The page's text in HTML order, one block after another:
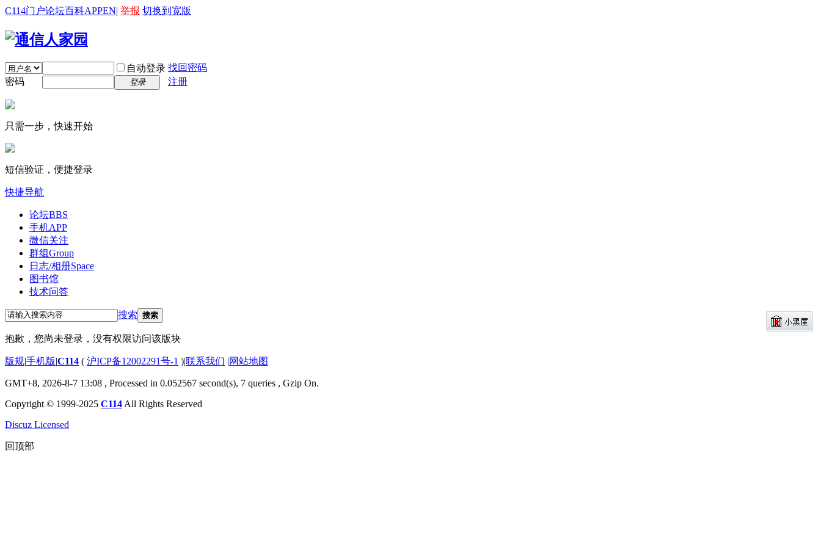
C114门户论坛百科APPEN| 举报 切换到宽版
自动登录 找回密码
密码
登录 注册
只需一步，快速开始
短信验证，便捷登录
快捷导航
论坛BBS
手机APP
微信关注
群组Group
日志/相册Space
图书馆
技术问答
搜索 搜索
抱歉，您尚未登录，没有权限访问该版块
版规|手机版|C114 ( 沪ICP备12002291号-1 )|联系我们 |网站地图
GMT+8, 2026-8-7 13:08 , Processed in 0.052567 second(s), 7 queries , Gzip On.
Copyright © 1999-2025 C114 All Rights Reserved
Discuz Licensed
回顶部